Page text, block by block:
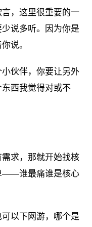
，这里很重要的一
说多听。因为你是
说。
伙伴，你要让另外
西我觉得对或不
求，那就开始找核
——谁最痛谁是核心
以下网游，哪个是